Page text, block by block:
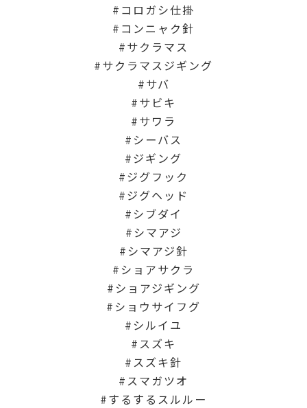
コロガシ仕掛
コンニャク針
サクラマス
サクラマスジギング
サバ
サビキ
サワラ
シーバス
ジギング
ジグフック
ジグヘッド
シブダイ
シマアジ
シマアジ針
ショアサクラ
ショアジギング
ショウサイフグ
シルイユ
スズキ
スズキ針
スマガツオ
するするスルルー